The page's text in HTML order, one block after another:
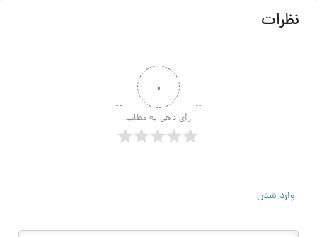
نظرات
۰
رأی دهی به مطلب
وارد شدن